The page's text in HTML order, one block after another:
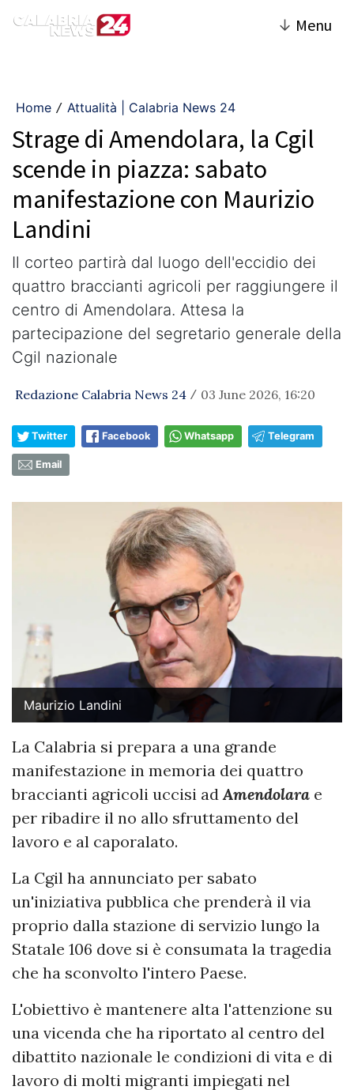
↓ Menu
Home / Attualità | Calabria News 24
Strage di Amendolara, la Cgil
scende in piazza: sabato
manifestazione con Maurizio
Landini
Il corteo partirà dal luogo dell'eccidio dei
quattro braccianti agricoli per raggiungere il
centro di Amendolara. Attesa la
partecipazione del segretario generale della
Cgil nazionale
Redazione Calabria News 24 / 03 June 2026, 16:20
Twitter Facebook Whatsapp Telegram
Email
Maurizio Landini
La Calabria si prepara a una grande
manifestazione in memoria dei quattro
braccianti agricoli uccisi ad Amendolara e
per ribadire il no allo sfruttamento del
lavoro e al caporalato.
La Cgil ha annunciato per sabato
un'iniziativa pubblica che prenderà il via
proprio dalla stazione di servizio lungo la
Statale 106 dove si è consumata la tragedia
che ha sconvolto l'intero Paese.
L'obiettivo è mantenere alta l'attenzione su
una vicenda che ha riportato al centro del
dibattito nazionale le condizioni di vita e di
lavoro di molti migranti impiegati nel